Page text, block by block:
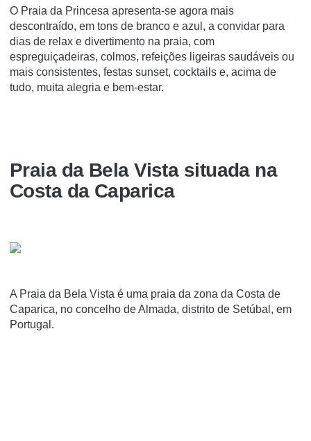
O Praia da Princesa apresenta-se agora mais
descontraído, em tons de branco e azul, a convidar para
dias de relax e divertimento na praia, com
espreguiçadeiras, colmos, refeições ligeiras saudáveis ou
mais consistentes, festas sunset, cocktails e, acima de
tudo, muita alegria e bem-estar.
Praia da Bela Vista situada na
Costa da Caparica
A Praia da Bela Vista é uma praia da zona da Costa de
Caparica, no concelho de Almada, distrito de Setúbal, em
Portugal.